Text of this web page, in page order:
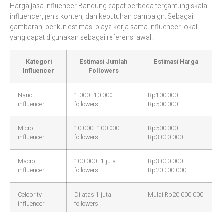
Harga jasa influencer Bandung dapat berbeda tergantung skala
influencer, jenis konten, dan kebutuhan campaign. Sebagai
gambaran, berikut estimasi biaya kerja sama influencer lokal
yang dapat digunakan sebagai referensi awal.
Kategori
Influencer
Estimasi Jumlah
Followers
Estimasi Harga
Nano
influencer
1.000–10.000
followers
Rp100.000–
Rp500.000
Micro
influencer
10.000–100.000
followers
Rp500.000–
Rp3.000.000
Macro
influencer
100.000–1 juta
followers
Rp3.000.000–
Rp20.000.000
Celebrity
influencer
Di atas 1 juta
followers
Mulai Rp20.000.000